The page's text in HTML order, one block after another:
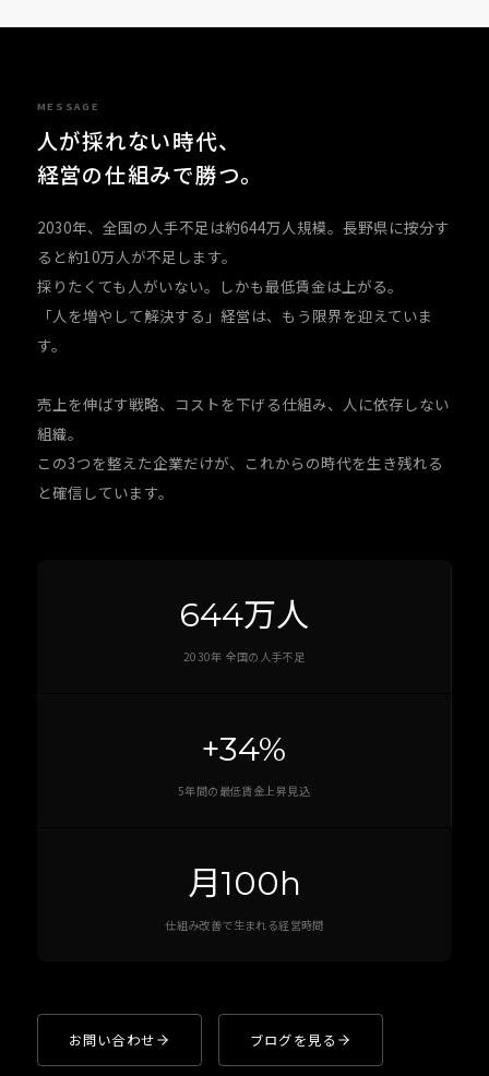
MESSAGE
人が採れない時代、
経営の仕組みで勝つ。
2030年、全国の人手不足は約644万人規模。長野県に按分す
ると約10万人が不足します。
採りたくても人がいない。しかも最低賃金は上がる。
「人を増やして解決する」経営は、もう限界を迎えていま
す。
売上を伸ばす戦略、コストを下げる仕組み、人に依存しない
組織。
この3つを整えた企業だけが、これからの時代を生き残れる
と確信しています。
644万人
2030年 全国の人手不足
+34%
5年間の最低賃金上昇見込
月100h
仕組み改善で生まれる経営時間
お問い合わせ ブログを見る